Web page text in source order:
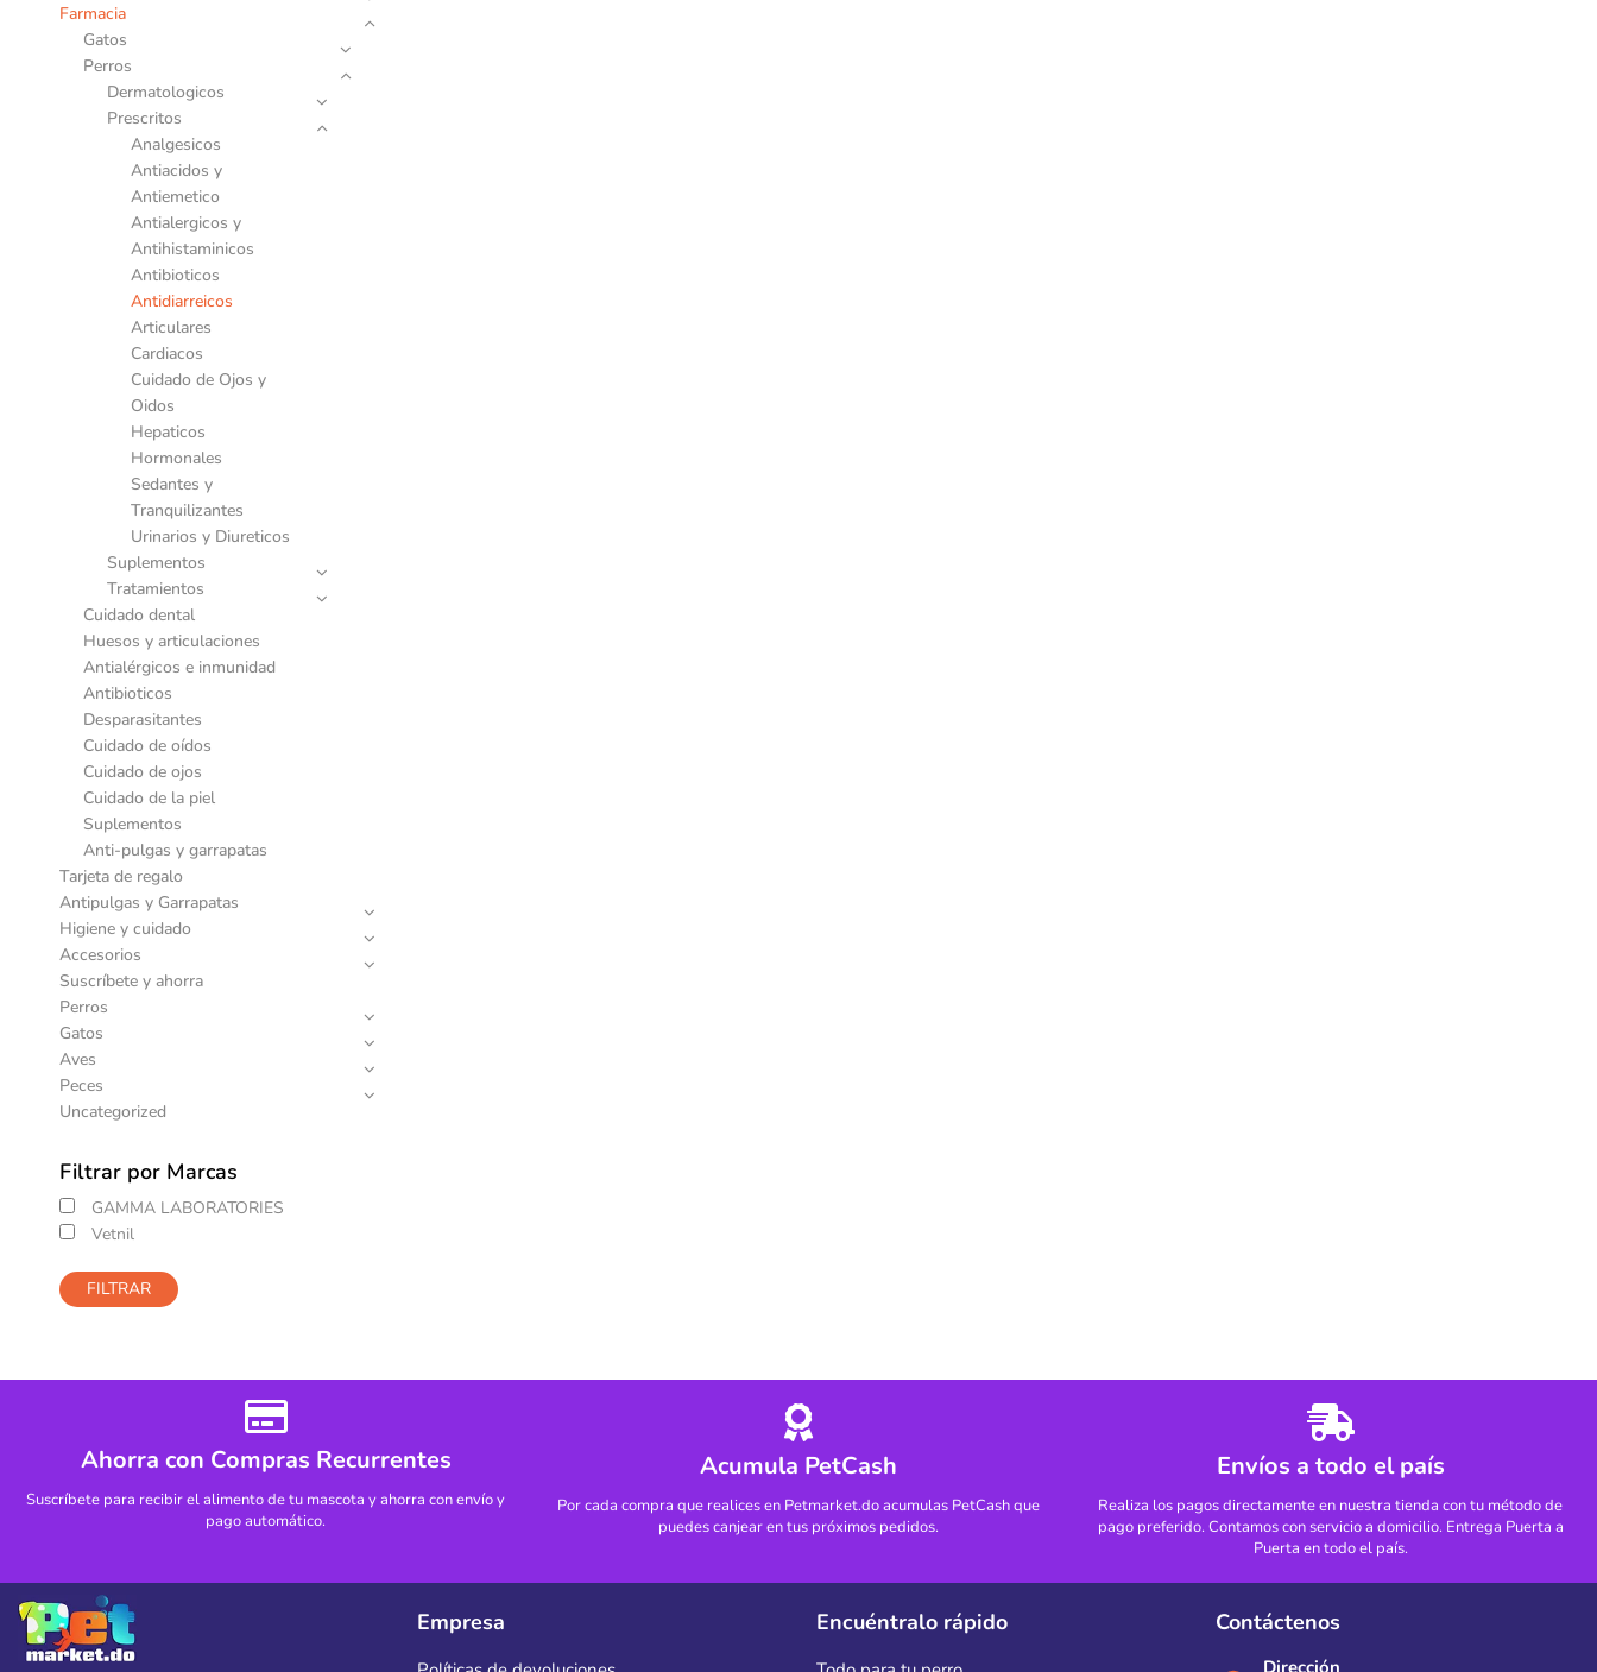
Farmacia
Gatos
Perros
Dermatologicos
Prescritos
Analgesicos
Antiacidos y
Antiemetico
Antialergicos y
Antihistaminicos
Antibioticos
Antidiarreicos
Articulares
Cardiacos
Cuidado de Ojos y
Oidos
Hepaticos
Hormonales
Sedantes y
Tranquilizantes
Urinarios y Diureticos
Suplementos
Tratamientos
Cuidado dental
Huesos y articulaciones
Antialérgicos e inmunidad
Antibioticos
Desparasitantes
Cuidado de oídos
Cuidado de ojos
Cuidado de la piel
Suplementos
Anti-pulgas y garrapatas
Tarjeta de regalo
Antipulgas y Garrapatas
Higiene y cuidado
Accesorios
Suscríbete y ahorra
Perros
Gatos
Aves
Peces
Uncategorized
Filtrar por Marcas
GAMMA LABORATORIES
Vetnil
FILTRAR
Ahorra con Compras Recurrentes
Suscríbete para recibir el alimento de tu mascota y ahorra con envío y
pago automático.
Acumula PetCash
Por cada compra que realices en Petmarket.do acumulas PetCash que
puedes canjear en tus próximos pedidos.
Envíos a todo el país
Realiza los pagos directamente en nuestra tienda con tu método de
pago preferido. Contamos con servicio a domicilio. Entrega Puerta a
Puerta en todo el país.
Empresa Encuéntralo rápido Contáctenos
Dirección